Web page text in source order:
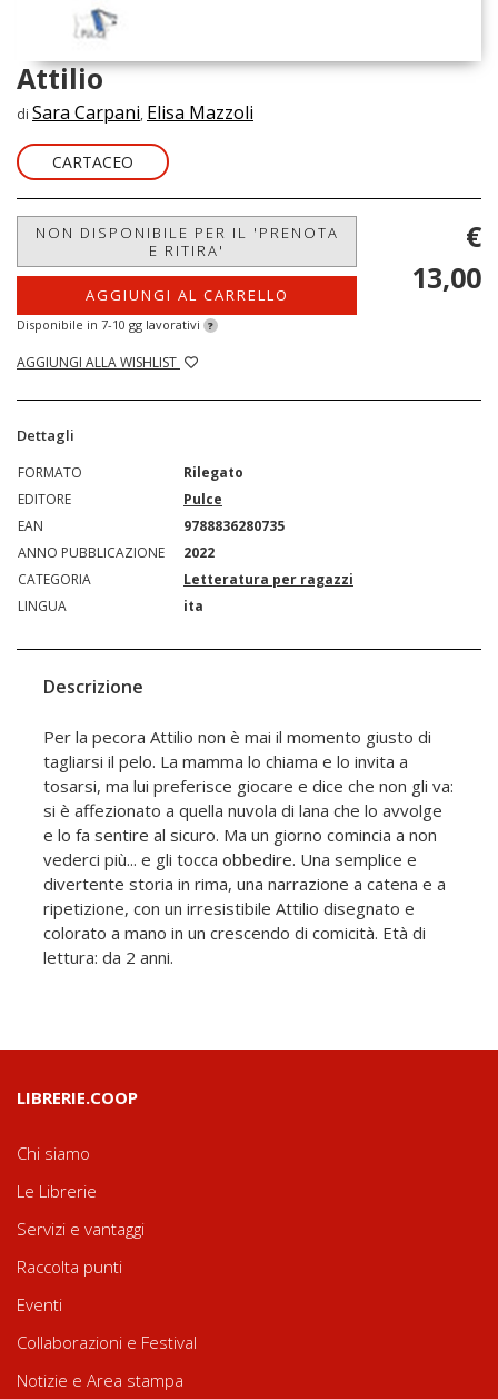
Attilio
di Sara Carpani, Elisa Mazzoli
CARTACEO
NON DISPONIBILE PER IL 'PRENOTA
E RITIRA'
AGGIUNGI AL CARRELLO
Disponibile in 7-10 gg lavorativi ?
AGGIUNGI ALLA WISHLIST
€
13,00
Dettagli
FORMATO
Rilegato
EDITORE
Pulce
EAN
9788836280735
ANNO PUBBLICAZIONE
2022
CATEGORIA
Letteratura per ragazzi
LINGUA
ita
Descrizione
Per la pecora Attilio non è mai il momento giusto di
tagliarsi il pelo. La mamma lo chiama e lo invita a
tosarsi, ma lui preferisce giocare e dice che non gli va:
si è affezionato a quella nuvola di lana che lo avvolge
e lo fa sentire al sicuro. Ma un giorno comincia a non
vederci più... e gli tocca obbedire. Una semplice e
divertente storia in rima, una narrazione a catena e a
ripetizione, con un irresistibile Attilio disegnato e
colorato a mano in un crescendo di comicità. Età di
lettura: da 2 anni.
LIBRERIE.COOP
Chi siamo
Le Librerie
Servizi e vantaggi
Raccolta punti
Eventi
Collaborazioni e Festival
Notizie e Area stampa